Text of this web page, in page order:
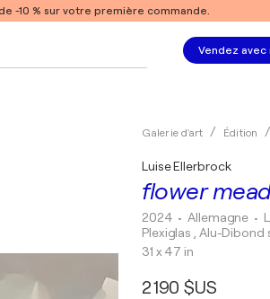
-10 % sur votre première commande.
Vendez avec
Galerie d'art Édition
flower
Luise Ellerbrock
2024 • Allemagne •
Plexiglas , Alu-Dibond
31 x 47 in
2 190 $US